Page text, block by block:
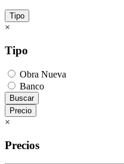
Tipo
×
Tipo
Obra Nueva
Banco
Buscar
Precio
×
Precios